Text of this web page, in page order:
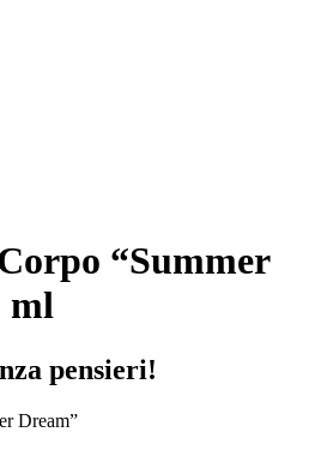
“Summer
ml
pensieri!
Dream”